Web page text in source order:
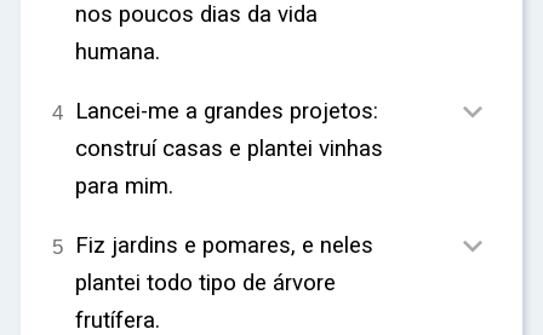
nos poucos dias da vida
humana.
4 Lancei-me a grandes projetos:
construí casas e plantei vinhas
para mim.

5 Fiz jardins e pomares, e neles
plantei todo tipo de árvore
frutífera.
